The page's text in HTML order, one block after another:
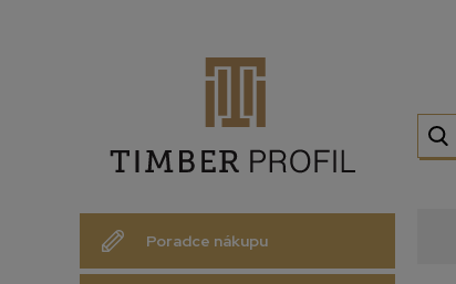
Poradce nákupu